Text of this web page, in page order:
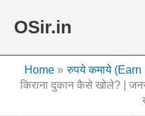
OSir.in
Home रुपये कमाये (Earn
किराना दुकान कैसे खोले? |